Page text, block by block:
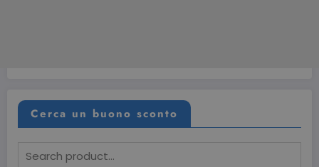
Cerca un buono sconto